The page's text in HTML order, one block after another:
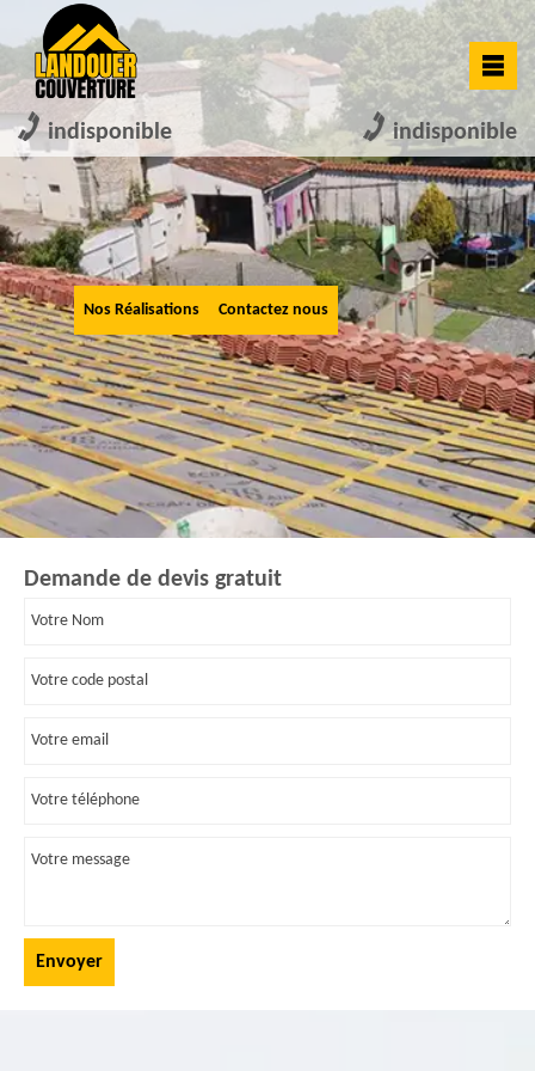
indisponible indisponible
Nos Réalisations Contactez nous
Demande de devis gratuit